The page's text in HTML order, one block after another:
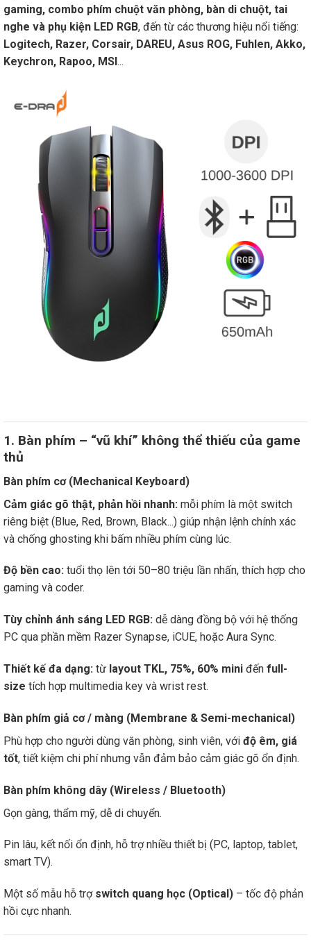
gaming, combo phím chuột văn phòng, bàn di chuột, tai
nghe và phụ kiện LED RGB, đến từ các thương hiệu nổi tiếng:
Logitech, Razer, Corsair, DAREU, Asus ROG, Fuhlen, Akko,
Keychron, Rapoo, MSI ...
1. Bàn phím – “vũ khí” không thể thiếu của game
thủ
Bàn phím cơ (Mechanical Keyboard)
Cảm giác gõ thật, phản hồi nhanh: mỗi phím là một switch
riêng biệt (Blue, Red, Brown, Black...) giúp nhận lệnh chính xác
và chống ghosting khi bấm nhiều phím cùng lúc.
Độ bền cao: tuổi thọ lên tới 50–80 triệu lần nhấn, thích hợp cho
gaming và coder.
Tùy chỉnh ánh sáng LED RGB: dễ dàng đồng bộ với hệ thống
PC qua phần mềm Razer Synapse, iCUE, hoặc Aura Sync.
Thiết kế đa dạng: từ layout TKL, 75%, 60% mini đến full-
size tích hợp multimedia key và wrist rest.
Bàn phím giả cơ / màng (Membrane & Semi-mechanical)
Phù hợp cho người dùng văn phòng, sinh viên, với độ êm, giá
tốt, tiết kiệm chi phí nhưng vẫn đảm bảo cảm giác gõ ổn định.
Bàn phím không dây (Wireless / Bluetooth)
Gọn gàng, thẩm mỹ, dễ di chuyển.
Pin lâu, kết nối ổn định, hỗ trợ nhiều thiết bị (PC, laptop, tablet,
smart TV).
Một số mẫu hỗ trợ switch quang học (Optical) – tốc độ phản
hồi cực nhanh.